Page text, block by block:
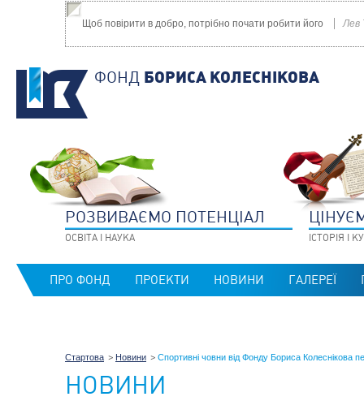
Щоб повірити в добро, потрібно почати робити його Лев
ФОНД БОРИСА КОЛЕСНIКОВА
РОЗВИВАЄМО ПОТЕНЦIАЛ
ОСВIТА I НАУКА IСТОРIЯ I
ПРО ФОНД ПРОЕКТИ НОВИНИ ГАЛЕРЕЇ
Стартова Новини Спортивні човни від Фонду Бориса Колеснікова
НОВИНИ